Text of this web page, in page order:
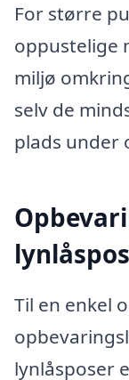
For større
oppustelige
miljø
selv de
plads under
Til en enkel
lynlåsposer